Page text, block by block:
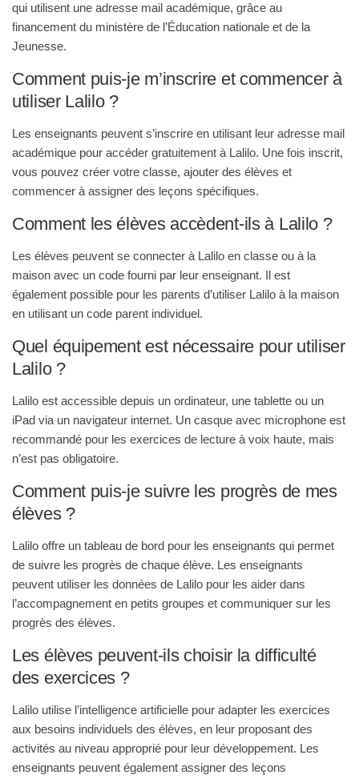
qui utilisent une adresse mail académique, grâce au
financement du ministère de l’Éducation nationale et de la
Jeunesse.
Comment puis-je m’inscrire et commencer à
utiliser Lalilo ?
Les enseignants peuvent s’inscrire en utilisant leur adresse mail
académique pour accéder gratuitement à Lalilo. Une fois inscrit,
vous pouvez créer votre classe, ajouter des élèves et
commencer à assigner des leçons spécifiques.
Comment les élèves accèdent-ils à Lalilo ?
Les élèves peuvent se connecter à Lalilo en classe ou à la
maison avec un code fourni par leur enseignant. Il est
également possible pour les parents d’utiliser Lalilo à la maison
en utilisant un code parent individuel.
Quel équipement est nécessaire pour utiliser
Lalilo ?
Lalilo est accessible depuis un ordinateur, une tablette ou un
iPad via un navigateur internet. Un casque avec microphone est
recommandé pour les exercices de lecture à voix haute, mais
n’est pas obligatoire.
Comment puis-je suivre les progrès de mes
élèves ?
Lalilo offre un tableau de bord pour les enseignants qui permet
de suivre les progrès de chaque élève. Les enseignants
peuvent utiliser les données de Lalilo pour les aider dans
l’accompagnement en petits groupes et communiquer sur les
progrès des élèves.
Les élèves peuvent-ils choisir la difficulté
des exercices ?
Lalilo utilise l’intelligence artificielle pour adapter les exercices
aux besoins individuels des élèves, en leur proposant des
activités au niveau approprié pour leur développement. Les
enseignants peuvent également assigner des leçons